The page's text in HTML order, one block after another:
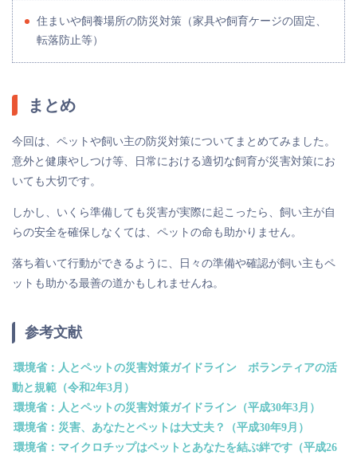
住まいや飼養場所の防災対策（家具や飼育ケージの固定、
転落防止等）
まとめ
今回は、ペットや飼い主の防災対策についてまとめてみました。
意外と健康やしつけ等、日常における適切な飼育が災害対策にお
いても大切です。
しかし、いくら準備しても災害が実際に起こったら、飼い主が自
らの安全を確保しなくては、ペットの命も助かりません。
落ち着いて行動ができるように、日々の準備や確認が飼い主もペ
ットも助かる最善の道かもしれませんね。
参考文献
環境省：人とペットの災害対策ガイドライン ボランティアの活
動と規範（令和2年3月）
環境省：人とペットの災害対策ガイドライン（平成30年3月）
環境省：災害、あなたとペットは大丈夫？（平成30年9月）
環境省：マイクロチップはペットとあなたを結ぶ絆です（平成26